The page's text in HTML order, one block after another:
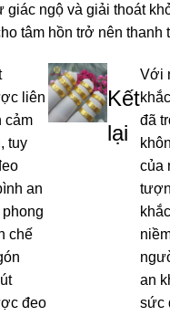
ngộ và giải thoát
tâm hồn trở nên
liên
cảm
tuy
an
chế
đeo
Kết
lại
Với
đã
của
an
sức